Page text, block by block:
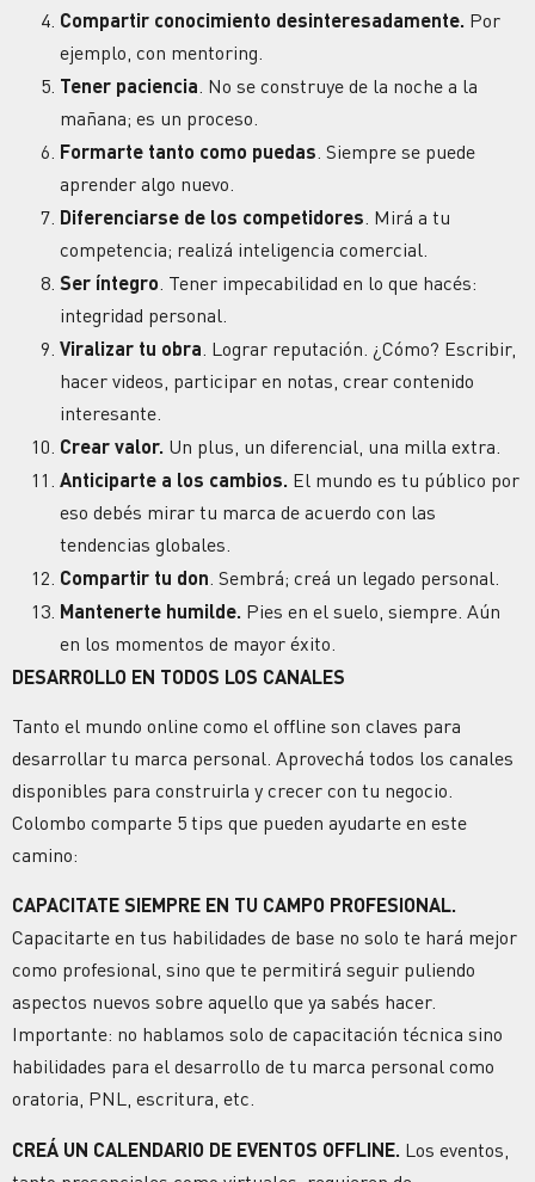
Compartir conocimiento desinteresadamente. Por
ejemplo, con mentoring.
Tener paciencia . No se construye de la noche a la
mañana; es un proceso.
Formarte tanto como puedas . Siempre se puede
aprender algo nuevo.
Diferenciarse de los competidores . Mirá a tu
competencia; realizá inteligencia comercial.
Ser íntegro . Tener impecabilidad en lo que hacés:
integridad personal.
Viralizar tu obra . Lograr reputación. ¿Cómo? Escribir,
hacer videos, participar en notas, crear contenido
interesante.
Crear valor. Un plus, un diferencial, una milla extra.
Anticiparte a los cambios. El mundo es tu público por
eso debés mirar tu marca de acuerdo con las
tendencias globales.
Compartir tu don . Sembrá; creá un legado personal.
Mantenerte humilde. Pies en el suelo, siempre. Aún
en los momentos de mayor éxito.
DESARROLLO EN TODOS LOS CANALES
Tanto el mundo online como el offline son claves para
desarrollar tu marca personal. Aprovechá todos los canales
disponibles para construirla y crecer con tu negocio.
Colombo comparte 5 tips que pueden ayudarte en este
camino:
CAPACITATE SIEMPRE EN TU CAMPO PROFESIONAL.
Capacitarte en tus habilidades de base no solo te hará mejor
como profesional, sino que te permitirá seguir puliendo
aspectos nuevos sobre aquello que ya sabés hacer.
Importante: no hablamos solo de capacitación técnica sino
habilidades para el desarrollo de tu marca personal como
oratoria, PNL, escritura, etc.
CREÁ UN CALENDARIO DE EVENTOS OFFLINE. Los eventos,